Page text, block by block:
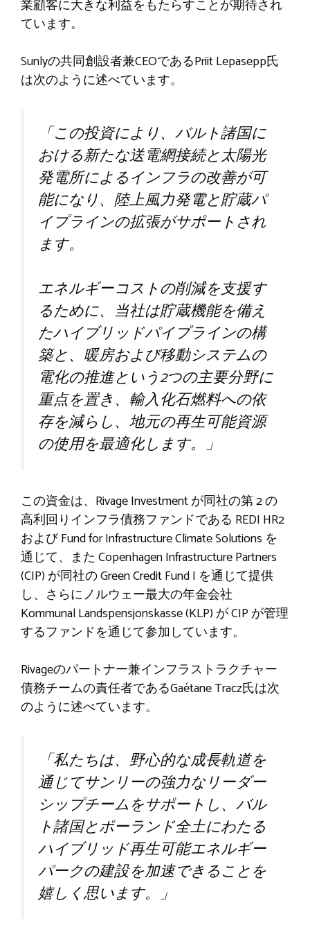
業顧客に大きな利益をもたらすことが期待され
ています。
Sunlyの共同創設者兼CEOであるPriit Lepasepp氏
は次のように述べています。
「この投資により、バルト諸国に
おける新たな送電網接続と太陽光
発電所によるインフラの改善が可
能になり、陸上風力発電と貯蔵パ
イプラインの拡張がサポートされ
ます。
エネルギーコストの削減を支援す
るために、当社は貯蔵機能を備え
たハイブリッドパイプラインの構
築と、暖房および移動システムの
電化の推進という2つの主要分野に
重点を置き、輸入化石燃料への依
存を減らし、地元の再生可能資源
の使用を最適化します。」
この資金は、Rivage Investment が同社の第 2 の
高利回りインフラ債務ファンドである REDI HR2
および Fund for Infrastructure Climate Solutions を
通じて、また Copenhagen Infrastructure Partners
(CIP) が同社の Green Credit Fund I を通じて提供
し、さらにノルウェー最大の年金会社
Kommunal Landspensjonskasse (KLP) が CIP が管理
するファンドを通じて参加しています。
Rivageのパートナー兼インフラストラクチャー
債務チームの責任者であるGaétane Tracz氏は次
のように述べています。
「私たちは、野心的な成長軌道を
通じてサンリーの強力なリーダー
シップチームをサポートし、バル
ト諸国とポーランド全土にわたる
ハイブリッド再生可能エネルギー
パークの建設を加速できることを
嬉しく思います。」